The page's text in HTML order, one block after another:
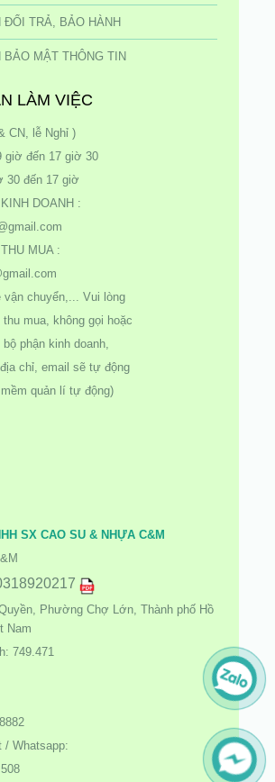
ĐỔI TRẢ, BẢO HÀNH
BẢO MẬT THÔNG TIN
LÀM VIỆC
CN, lễ Nghỉ )
giờ đến 17 giờ 30
30 đến 17 giờ
DOANH :
MUA :
vận chuyển,... Vui lòng
mua, không gọi hoặc
phận kinh doanh,
chỉ, email sẽ tự động
quản lí tự động)
SX CAO SU & NHỰA C&M
Phường Chợ Lớn, Thành phố Hồ
Nam
749.471
/ Whatsapp: